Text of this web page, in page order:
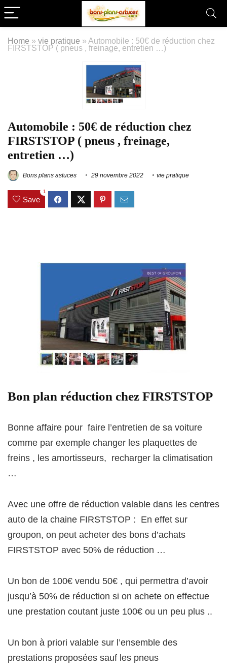
Home » vie pratique » Automobile : 50€ de réduction chez
FIRSTSTOP ( pneus , freinage, entretien …)
Automobile : 50€ de réduction chez
FIRSTSTOP ( pneus , freinage,
entretien …)
Bons plans astuces 29 novembre 2022 vie pratique
Save
1
Bon plan réduction chez FIRSTSTOP
Bonne affaire pour faire l’entretien de sa voiture
comme par exemple changer les plaquettes de
freins , les amortisseurs, recharger la climatisation
…
Avec une offre de réduction valable dans les centres
auto de la chaine FIRSTSTOP : En effet sur
groupon, on peut acheter des bons d’achats
FIRSTSTOP avec 50% de réduction …
Un bon de 100€ vendu 50€ , qui permettra d’avoir
jusqu’à 50% de réduction si on achete on effectue
une prestation coutant juste 100€ ou un peu plus ..
Un bon à priori valable sur l’ensemble des
prestations proposées sauf les pneus